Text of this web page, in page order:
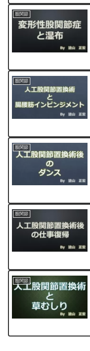
股関節
股関節
股関節
股関節
股関節